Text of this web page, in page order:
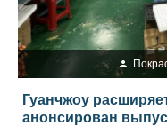
Гуанчжоу
анонсирован